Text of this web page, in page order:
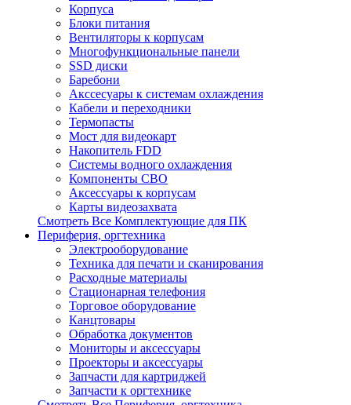
Корпуса
Блоки питания
Вентиляторы к корпусам
Многофункциональные панели
SSD диски
Баребони
Акссесуары к системам охлаждения
Кабели и переходники
Термопасты
Мост для видеокарт
Накопитель FDD
Системы водного охлаждения
Компоненты СВО
Аксессуары к корпусам
Карты видеозахвата
Смотреть Все Комплектующие для ПК
Периферия, оргтехника
Электрооборудование
Техника для печати и сканирования
Расходные материалы
Стационарная телефония
Торговое оборудование
Канцтовары
Обработка документов
Мониторы и аксессуары
Проекторы и аксессуары
Запчасти для картриджей
Запчасти к оргтехнике